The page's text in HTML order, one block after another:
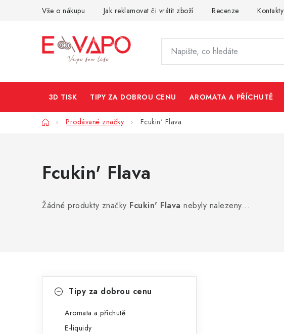
Vše o nákupu Jak reklamovat či vrátit zboží Recenze Kontakty
3D TISK TIPY ZA DOBROU CENU AROMATA A PŘÍCHUTĚ
DomůProdávané značky Fcukin' Flava
Fcukin' Flava
Žádné produkty značky Fcukin' Flava nebyly nalezeny...
kategorieTipy za dobrou cenu
Aromata a příchutě
E-liquidy